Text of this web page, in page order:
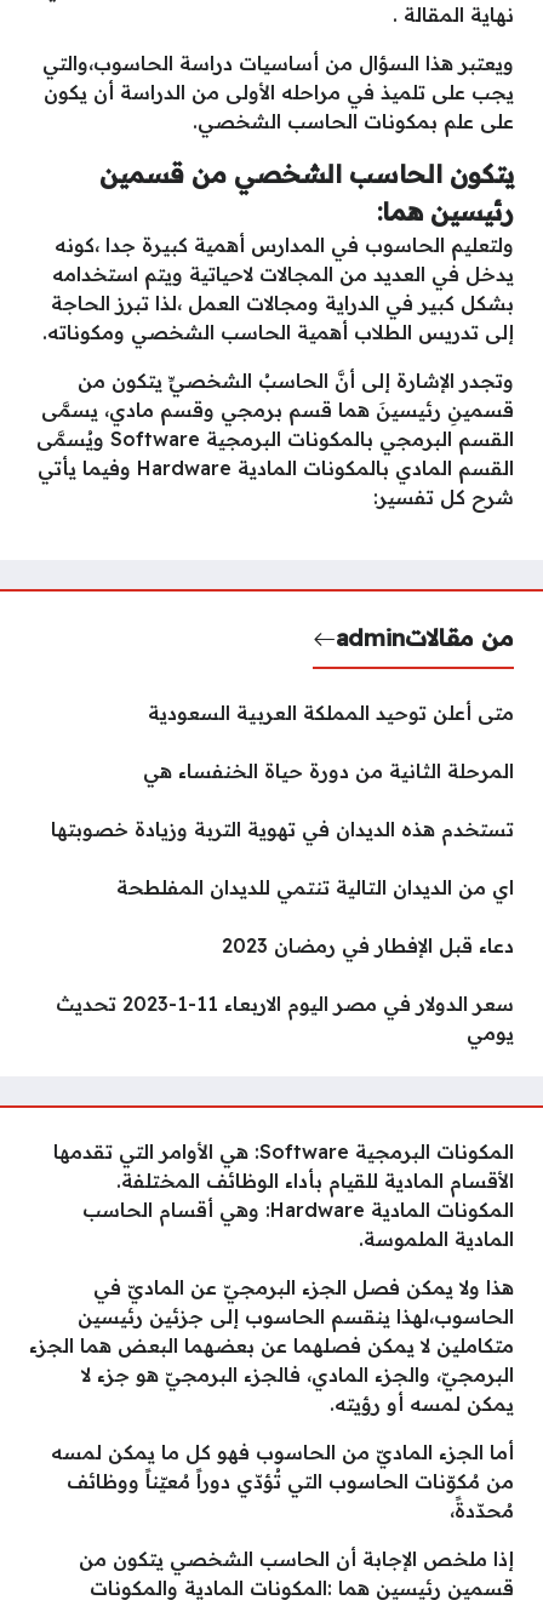
نهاية المقالة .
ويعتبر هذا السؤال من أساسيات دراسة الحاسوب،والتي
يجب على تلميذ في مراحله الأولى من الدراسة أن يكون
على علم بمكونات الحاسب الشخصي.
يتكون الحاسب الشخصي من قسمين
رئيسين هما:
ولتعليم الحاسوب في المدارس أهمية كبيرة جدا ،كونه
يدخل في العديد من المجالات لاحياتية ويتم استخدامه
بشكل كبير في الدراية ومجالات العمل ،لذا تبرز الحاجة
إلى تدريس الطلاب أهمية الحاسب الشخصي ومكوناته.
وتجدر الإشارة إلى أنَّ الحاسبُ الشخصيِّ يتكون من
قسمينِ رئيسينَ هما قسم برمجي وقسم مادي، يسمَّى
القسم البرمجي بالمكونات البرمجية Software ويُسمَّى
القسم المادي بالمكونات المادية Hardware وفيما يأتي
شرح كل تفسير:
من مقالاتadmin
متى أعلن توحيد المملكة العربية السعودية
المرحلة الثانية من دورة حياة الخنفساء هي
تستخدم هذه الديدان في تهوية التربة وزيادة خصوبتها
اي من الديدان التالية تنتمي للديدان المفلطحة
دعاء قبل الإفطار في رمضان 2023
سعر الدولار في مصر اليوم الاربعاء 11-1-2023 تحديث
يومي
المكونات البرمجية Software: هي الأوامر التي تقدمها
الأقسام المادية للقيام بأداء الوظائف المختلفة.
المكونات المادية Hardware: وهي أقسام الحاسب
المادية الملموسة.
هذا ولا يمكن فصل الجزء البرمجيّ عن الماديّ في
الحاسوب،لهذا ينقسم الحاسوب إلى جزئين رئيسين
متكاملين لا يمكن فصلهما عن بعضهما البعض هما الجزء
البرمجيّ، والجزء المادي، فالجزء البرمجيّ هو جزء لا
يمكن لمسه أو رؤيته.
أما الجزء الماديّ من الحاسوب فهو كل ما يمكن لمسه
من مُكوّنات الحاسوب التي تُؤدّي دوراً مُعيّناً ووظائف
مُحدّدةً،
إذا ملخص الإجابة أن الحاسب الشخصي يتكون من
قسمين رئيسين هما :المكونات المادية والمكونات